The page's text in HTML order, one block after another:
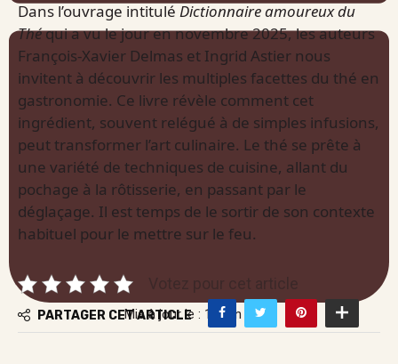
Mis à jour le : 12 juin 2026
Dans l’ouvrage intitulé Dictionnaire amoureux du
Théqui a vu le jour en novembre 2025, les auteurs
François-Xavier Delmas et Ingrid Astier nous
invitent à découvrir les multiples facettes du thé en
gastronomie. Ce livre révèle comment cet
ingrédient, souvent relégué à de simples infusions,
peut transformer l’art culinaire. Le thé se prête à
une variété de techniques de cuisine, allant du
pochage à la rôtisserie, en passant par le
déglaçage. Il est temps de le sortir de son contexte
habituel pour le mettre sur le feu.
Votez pour cet article
PARTAGER CET ARTICLE